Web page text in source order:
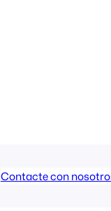
Contacte con